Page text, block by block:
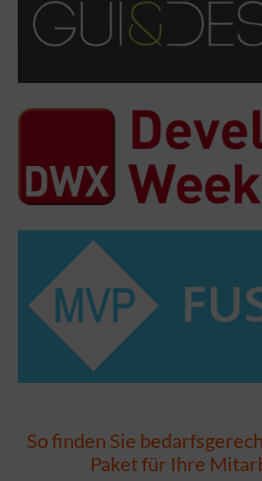
So finden Sie
Paket für Ihre